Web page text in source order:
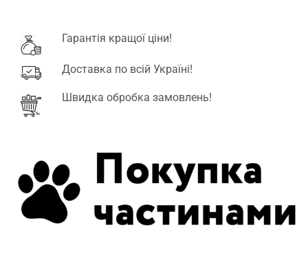
Гарантія кращої ціни!
Доставка по всій Україні!
Швидка обробка замовлень!